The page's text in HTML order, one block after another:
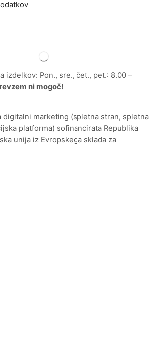
izdelkov: Pon., sre., čet., pet.: 8.00 –
ni mogoč!
digitalni marketing (spletna stran, spletna
platforma) sofinancirata Republika
unija iz Evropskega sklada za